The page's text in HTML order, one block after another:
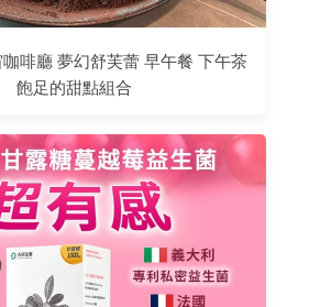
啡廳 夢幻舒芙蕾 早午餐 下午茶
飽足的甜點組合